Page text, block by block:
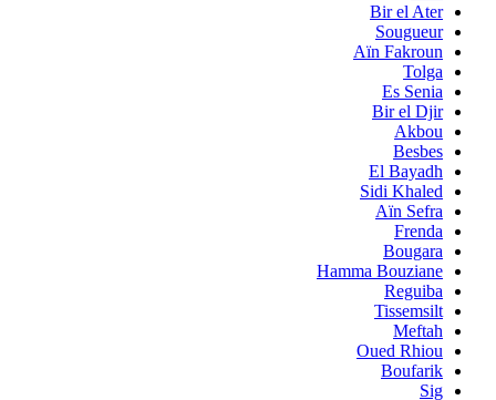
Bir el Ater
Sougueur
Aïn Fakroun
Tolga
Es Senia
Bir el Djir
Akbou
Besbes
El Bayadh
Sidi Khaled
Aïn Sefra
Frenda
Bougara
Hamma Bouziane
Reguiba
Tissemsilt
Meftah
Oued Rhiou
Boufarik
Sig